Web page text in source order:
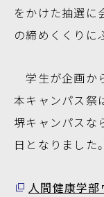
をかけた抽選に
の締めくくりに
学生が企画か
本キャンパス祭
堺キャンパスな
日となりました。
人間健康学部